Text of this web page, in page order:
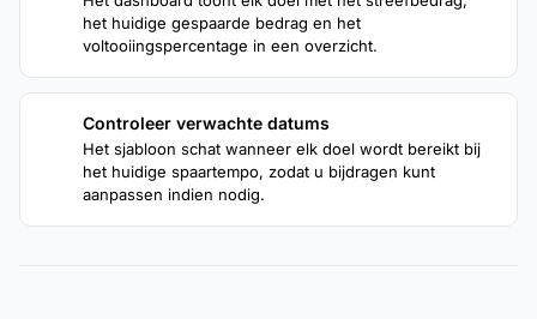
het huidige gespaarde bedrag en het
voltooiingspercentage in een overzicht.
Controleer verwachte datums
Het sjabloon schat wanneer elk doel wordt bereikt bij
het huidige spaartempo, zodat u bijdragen kunt
aanpassen indien nodig.